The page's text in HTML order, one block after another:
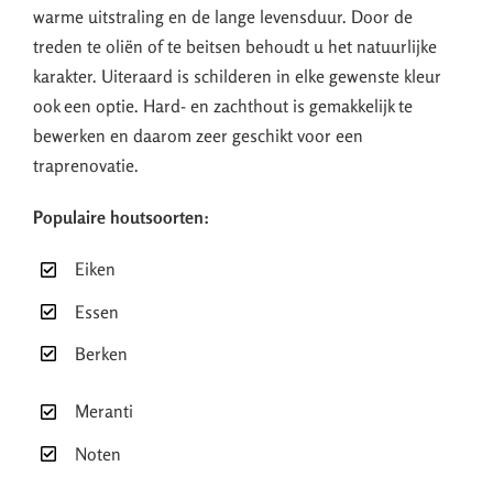
warme uitstraling en de lange levensduur. Door de
treden te oliën of te beitsen behoudt u het natuurlijke
karakter. Uiteraard is schilderen in elke gewenste kleur
ook een optie. Hard- en zachthout is gemakkelijk te
bewerken en daarom zeer geschikt voor een
traprenovatie.
Populaire houtsoorten:
Eiken
Essen
Berken
Meranti
Noten